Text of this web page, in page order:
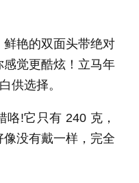
艳的双面头带绝对
觉更酷炫！立马年
供选择。
咯!它只有 240 克，
没有戴一样，完全